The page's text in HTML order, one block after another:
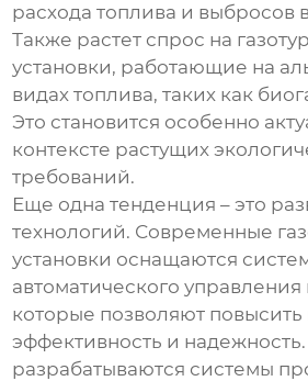
расхода топлива и выбросов
Также растет спрос на
установки, работающие на
видах топлива, таких как
Это становится особенно
контексте растущих
требований.
Еще одна тенденция – это
технологий. Современные
установки оснащаются
автоматического
которые позволяют повысить
эффективность и
разрабатываются системы